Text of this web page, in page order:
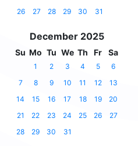
26
27 28 29 30 31
December 2025
Su Mo Tu We Th Fr Sa
1 2 3 4 5
6
7
8 9 10 11 12
13
14
15 16 17 18 19
20
21
22 23 24 25 26
27
28
29 30 31